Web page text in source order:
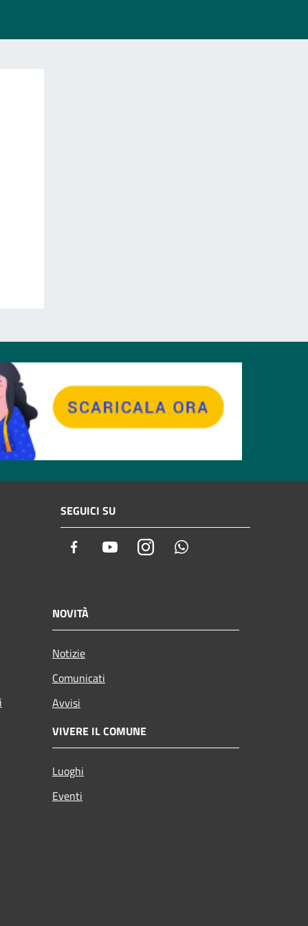
SEGUICI SU
Facebook YoutubeInstagram
NOVITÀ
Notizie
Comunicati
Avvisi
VIVERE IL COMUNE
Luoghi
Eventi